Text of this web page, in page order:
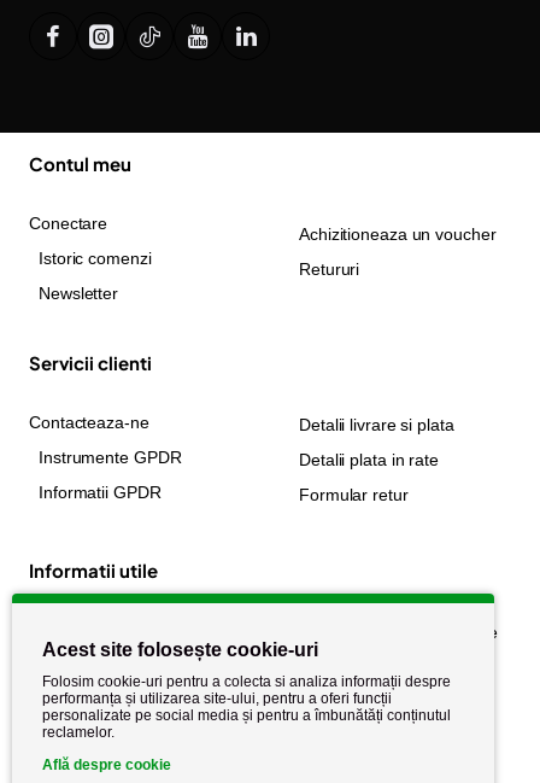
Contul meu
Conectare
Istoric comenzi
Newsletter
Achizitioneaza un voucher
Retururi
Servicii clienti
Contacteaza-ne
Instrumente GPDR
Informatii GPDR
Detalii livrare si plata
Detalii plata in rate
Formular retur
Informatii utile
Politica de cookie
Politica de confidențialitate
Termeni si conditii
Acest site folosește cookie-uri
Folosim cookie-uri pentru a colecta si analiza informații despre
performanța și utilizarea site-ului, pentru a oferi funcții
personalizate pe social media și pentru a îmbunătăți conținutul
reclamelor.
Află despre cookie